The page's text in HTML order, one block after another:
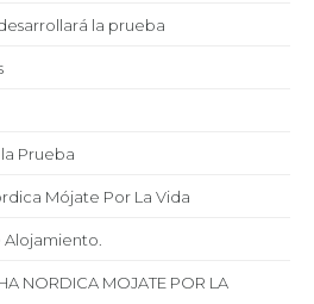
la prueba
Prueba
Mójate Por La Vida
NORDICA MOJATE POR LA